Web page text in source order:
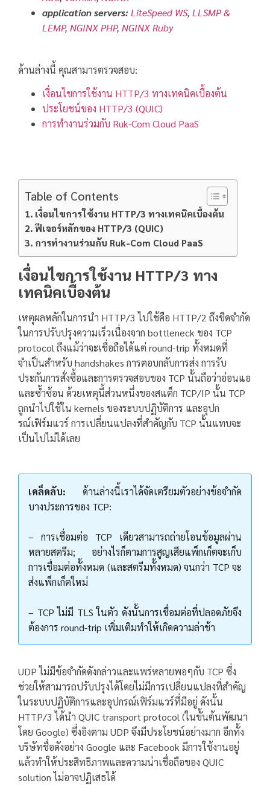
application servers: LiteSpeed WS, LLSMP &
LEMP, NGINX PHP, NGINX Ruby
ด้านล่างนี้ คุณสามารตรวจสอบ:
เงื่อนไขการใช้งาน HTTP/3 ทางเทคนิคเบื้องต้น
ประโยชน์ของ HTTP/3 (QUIC)
การทำงานร่วมกับ Ruk-Com Cloud PaaS
Table of Contents
เงื่อนไขการใช้งาน HTTP/3 ทางเทคนิคเบื้องต้น
ฟีเจอร์หลักของ HTTP/3 (QUIC)
การทำงานร่วมกับ Ruk-Com Cloud PaaS
เงื่อนไขการใช้งาน HTTP/3 ทาง
เทคนิคเบื้องต้น
เหตุผลหลักในการนำ HTTP/3 ไปใช้คือ HTTP/2 ถึงขีดจำกัด
ในการปรับปรุงความเร็วเนื่องจาก bottleneck ของ TCP
protocol ถึงแม้ว่าจะเชื่อถือได้แต่ round-trip ทั้งหมดที่
จำเป็นสำหรับ handshakes การตอบกลับการส่ง การรับ
ประกันการสั่งซื้อและการตรวจสอบของ TCP นั้นถือว่าอ่อนแอ
และซ้ำซ้อน ด้วยเหตุนี้ส่วนหนึ่งของสแต็ก TCP/IP นั้น TCP
ถูกนำไปใช้ใน kernels ของระบบปฏิบัติการ และอุปก
รณ์เฟิร์มแวร์ การเปลี่ยนแปลงที่สำคัญกับ TCP นั้นแทบจะ
เป็นไปไม่ได้เลย
เคล็ดลับ: ด้านล่างนี้เราได้จัดเตรียมตัวอย่างข้อจำกัด
บางประการของ TCP:
– การเชื่อมต่อ TCP เดียวสามารถถ่ายโอนข้อมูลผ่าน
หลายสตรีม; อย่างไรก็ตามการสูญเสียแพ็กเก็ตจะเก็บ
การเชื่อมต่อทั้งหมด (และสตรีมทั้งหมด) จนกว่า TCP จะ
ส่งแพ็กเก็ตใหม่
– TCP ไม่มี TLS ในตัว ดังนั้นการเชื่อมต่อที่ปลอดภัยจึง
ต้องการ round-trip เพิ่มเติมทำให้เกิดความล่าช้า
UDP ไม่มีข้อจำกัดดังกล่าวและแพร่หลายพอๆกับ TCP ซึ่ง
ช่วยให้สามารถปรับปรุงได้โดยไม่มีการเปลี่ยนแปลงที่สำคัญ
ในระบบปฏิบัติการและอุปกรณ์เฟิร์มแวร์ที่มีอยู่ ดังนั้น
HTTP/3 ได้นำ QUIC transport protocol (ในขั้นต้นพัฒนา
โดย Google) ซึ่งอิงตาม UDP จึงมีประโยชน์อย่างมาก อีกทั้ง
บริษัทชื่อดังอย่าง Google และ Facebook มีการใช้งานอยู่
แล้วทำให้ประสิทธิภาพและความน่าเชื่อถือของ QUIC
solution ไม่อาจปฏิเสธได้